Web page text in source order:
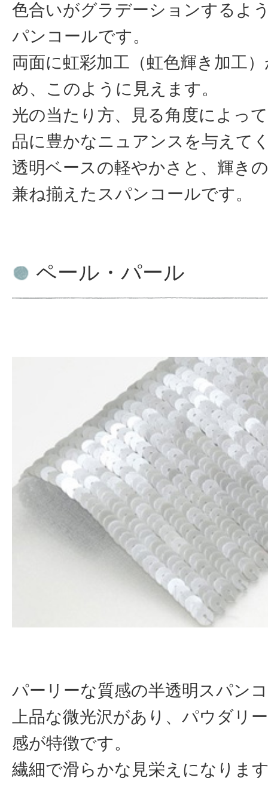
色合いがグラデーションするよ
パンコールです。
両面に虹彩加工（虹色輝き加工
め、このように見えます。
光の当たり方、見る角度によっ
品に豊かなニュアンスを与えて
透明ベースの軽やかさと、輝き
兼ね揃えたスパンコールです。
ペール・パール
パーリーな質感の半透明スパン
上品な微光沢があり、パウダリ
感が特徴です。
繊細で滑らかな見栄えになりま